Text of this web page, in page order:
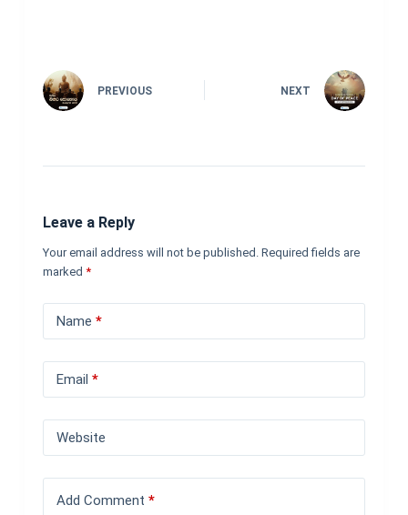
PREVIOUS NEXT
Leave a Reply
Your email address will not be published. Required fields are
marked *
Name *
Email *
Website
Add Comment *